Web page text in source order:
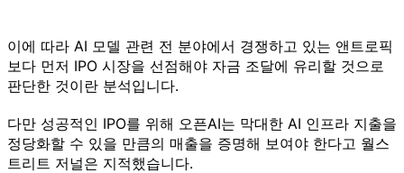
이에 따라 AI 모델 관련 전 분야에서 경쟁하고 있는 앤트로픽
보다 먼저 IPO 시장을 선점해야 자금 조달에 유리할 것으로
판단한 것이란 분석입니다.
다만 성공적인 IPO를 위해 오픈AI는 막대한 AI 인프라 지출을
정당화할 수 있을 만큼의 매출을 증명해 보여야 한다고 월스
트리트 저널은 지적했습니다.